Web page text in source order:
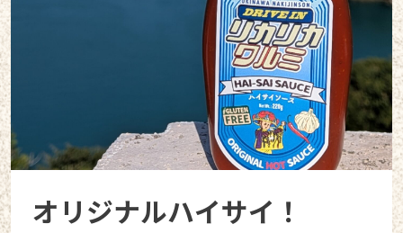
オリジナルハイサイ！